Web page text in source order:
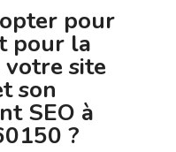
pour
pour la
votre site
son
SEO à
?